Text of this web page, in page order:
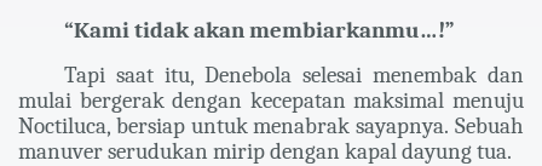
“Kami tidak akan membiarkanmu…!”
Tapi saat itu, Denebola selesai menembak dan
mulai bergerak dengan kecepatan maksimal menuju
Noctiluca, bersiap untuk menabrak sayapnya. Sebuah
manuver serudukan mirip dengan kapal dayung tua.